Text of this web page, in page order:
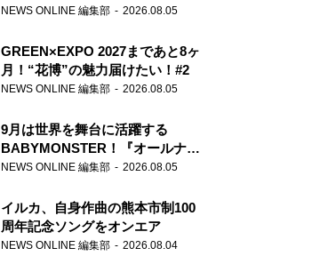
ー『アナスタシア』を紹介
NEWS ONLINE 編集部 2026.08.05
GREEN×EXPO 2027まであと8ヶ
月！“花博”の魅力届けたい！#2
NEWS ONLINE 編集部 2026.08.05
9月は世界を舞台に活躍する
BABYMONSTER！『オールナイ
トニッポンPODCAST』月替わり
NEWS ONLINE 編集部 2026.08.05
イルカ、自身作曲の熊本市制100
周年記念ソングをオンエア
NEWS ONLINE 編集部 2026.08.04